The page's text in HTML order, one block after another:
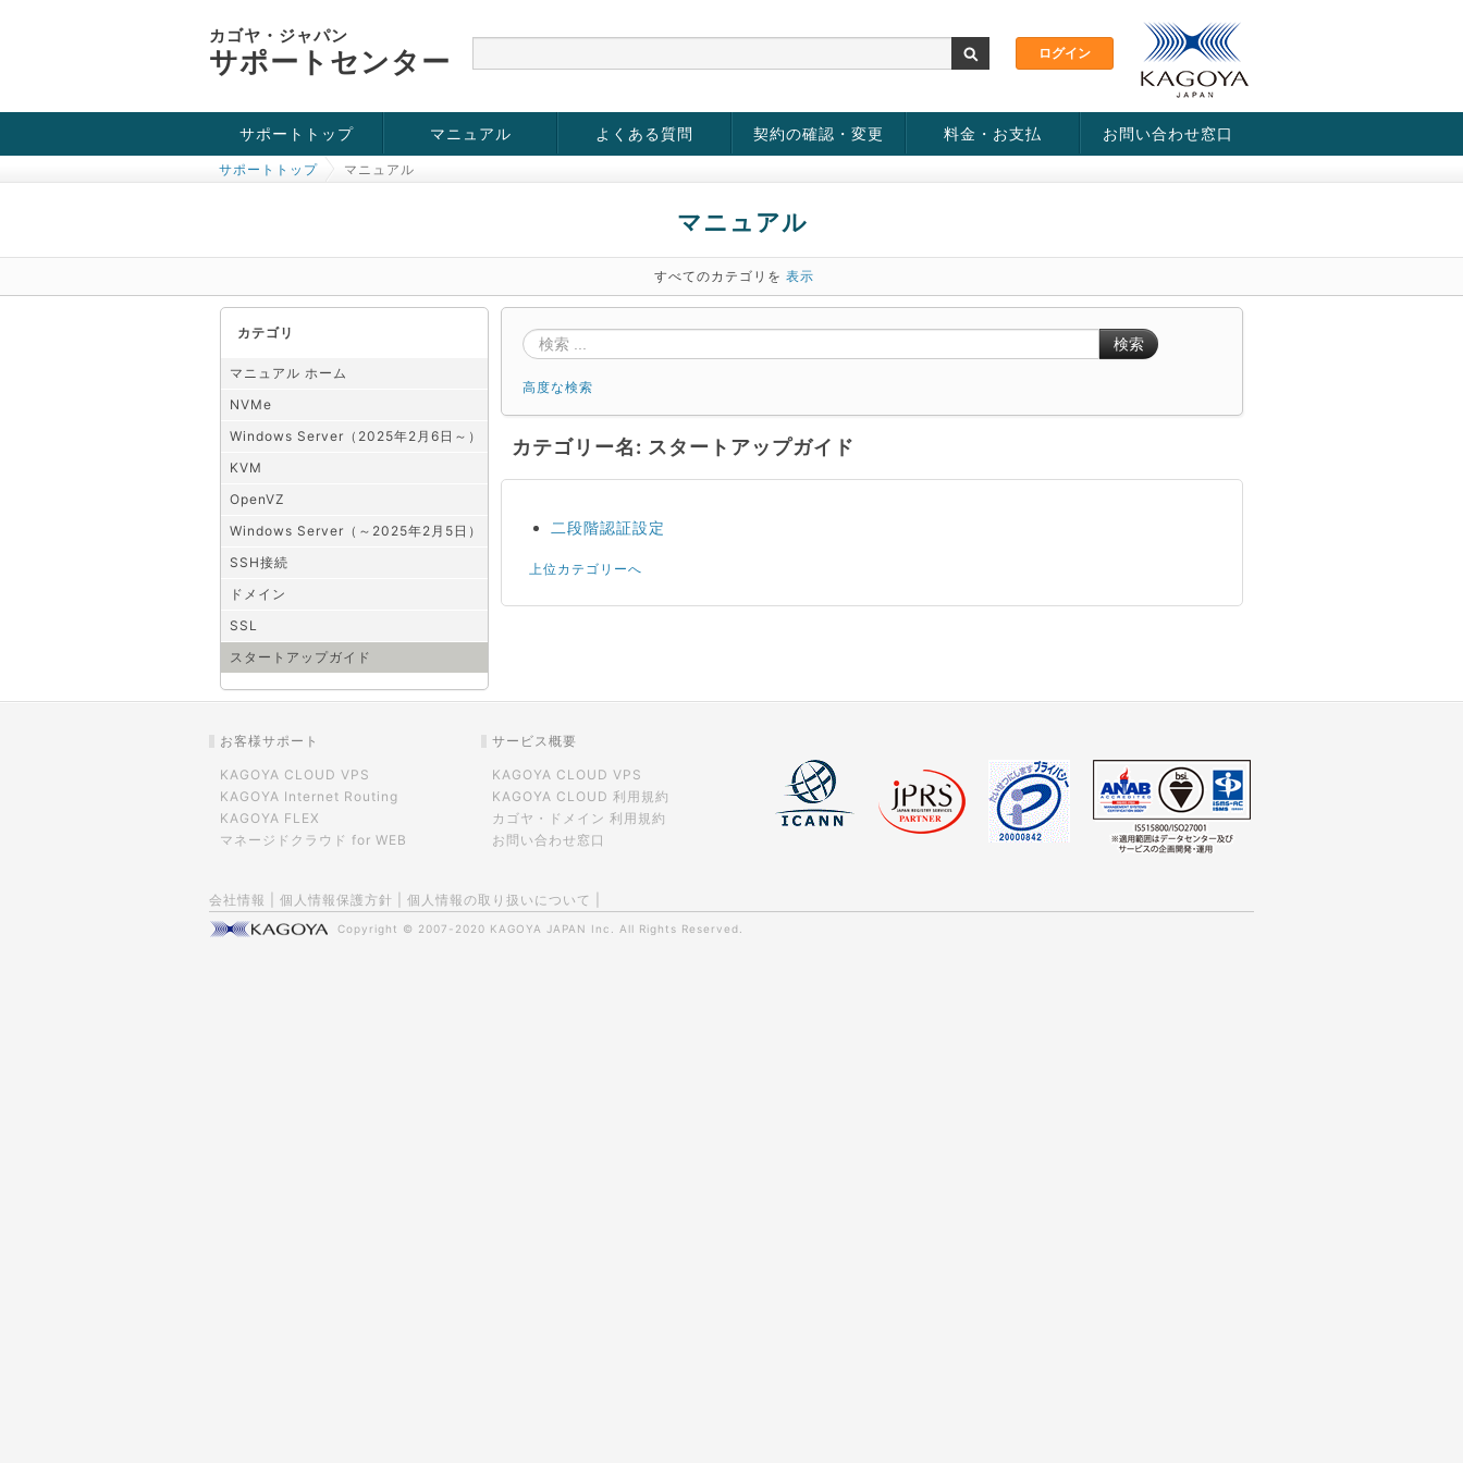
カゴヤ・ジャパン
サポートセンター
サポートトップ
お役立ち情報
チュートリアル
障害・メンテナンス情報
マニュアル
KVM
OpenVZ
Windows Server
SSH接続
ドメイン
SSL
よくある質問 契約の確認・変更 料金・お支払 お問い合わせ窓口
サポートトップ マニュアル
マニュアル
すべてのカテゴリを 表示
カテゴリ
マニュアル ホーム
NVMe
Windows Server（2025年2月6日～）
KVM
OpenVZ
Windows Server（～2025年2月5日）
SSH接続
ドメイン
SSL
スタートアップガイド
検索
高度な検索
カテゴリー名: スタートアップガイド
二段階認証設定
上位カテゴリーへ
お客様サポート
KAGOYA CLOUD VPS
KAGOYA Internet Routing
KAGOYA FLEX
マネージドクラウド for WEB
サービス概要
KAGOYA CLOUD VPS
KAGOYA CLOUD 利用規約
カゴヤ・ドメイン 利用規約
お問い合わせ窓口
会社情報 個人情報保護方針 個人情報の取り扱いについて
Copyright © 2007-2020 KAGOYA JAPAN Inc. All Rights Reserved.